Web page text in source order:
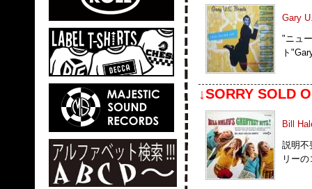
Gary
"ニュ
ト
↓SORRY SOLD
Bill
説明不
リー